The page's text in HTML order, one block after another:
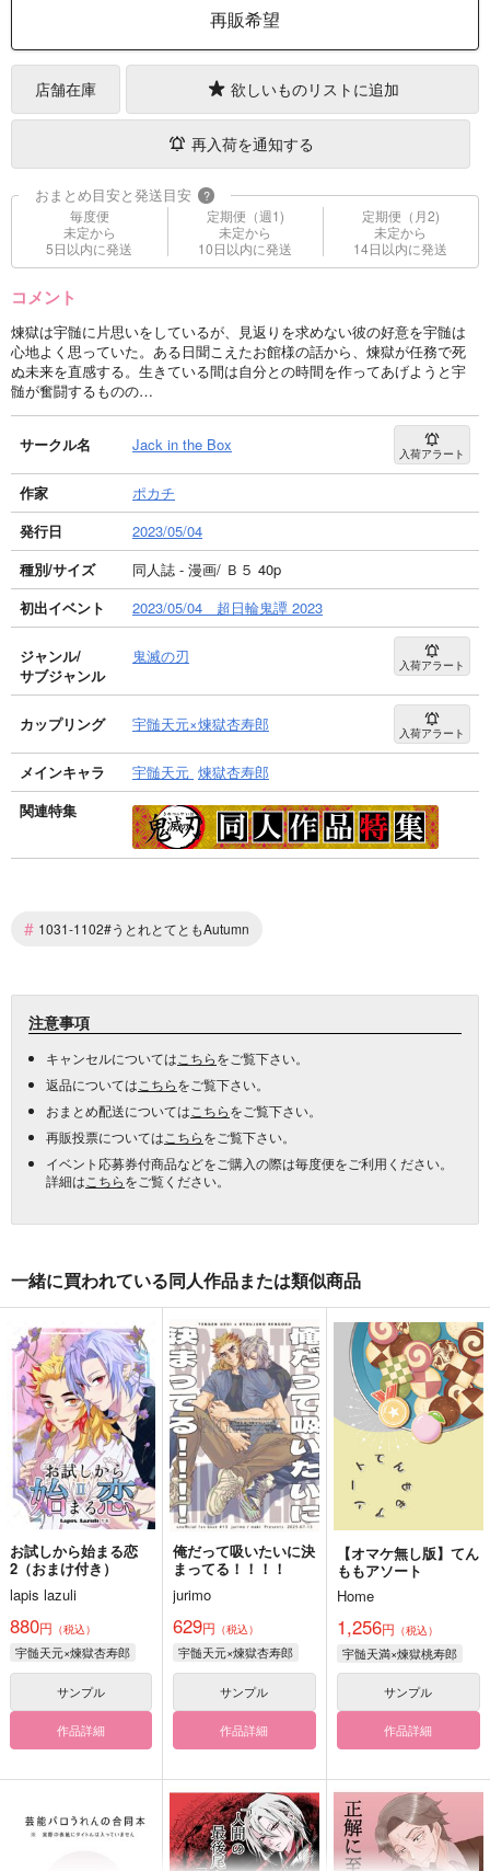
再販希望
店舗在庫 欲しいものリストに追加
再入荷を通知する
おまとめ目安と発送目安 ?
毎度便
未定から
5日以内に発送
定期便（週1)
未定から
10日以内に発送
定期便（月2)
未定から
14日以内に発送
コメント
煉獄は宇髄に片思いをしているが、見返りを求めない彼の好意を宇髄は
心地よく思っていた。ある日聞こえたお館様の話から、煉獄が任務で死
ぬ未来を直感する。生きている間は自分との時間を作ってあげようと宇
髄が奮闘するものの…
サークル名 Jack in the Box 入荷アラート
作家
ポカチ
発行日
2023/05/04
種別/サイズ
同人誌 - 漫画/ Ｂ５ 40p
初出イベント
2023/05/04 超日輪鬼譚 2023
ジャンル/
サブジャンル
鬼滅の刃 入荷アラート
カップリング 宇髄天元×煉獄杏寿郎 入荷アラート
メインキャラ 宇髄天元 煉獄杏寿郎
関連特集
# 1031-1102#うとれとてともAutumn
注意事項
キャンセルについては こちらをご覧下さい。
返品については こちらをご覧下さい。
おまとめ配送については こちらをご覧下さい。
再販投票については こちらをご覧下さい。
イベント応募券付商品などをご購入の際は毎度便をご利用ください。
詳細は こちらをご覧ください。
一緒に買われている同人作品または類似商品
お試しから始まる恋
2（おまけ付き）
lapis lazuli
880円 （税込）
宇髄天元×煉獄杏寿郎
サンプル
作品詳細
俺だって吸いたいに決
まってる！！！！
jurimo
629円 （税込）
宇髄天元×煉獄杏寿郎
サンプル
作品詳細
【オマケ無し版】てん
ももアソート
Home
1,256円 （税込）
宇髄天満×煉獄桃寿郎
サンプル
作品詳細